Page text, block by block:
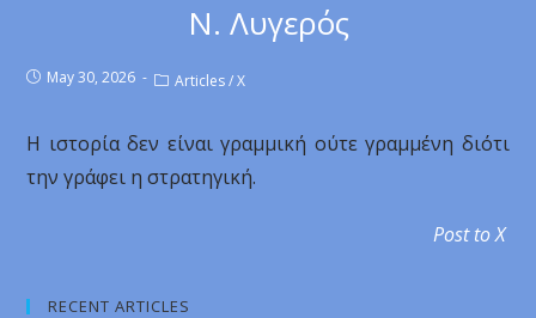
Ν. Λυγερός
May 30, 2026 Articles / X
Η ιστορία δεν είναι γραμμική ούτε γραμμένη διότι
την γράφει η στρατηγική.
Post to X
RECENT ARTICLES